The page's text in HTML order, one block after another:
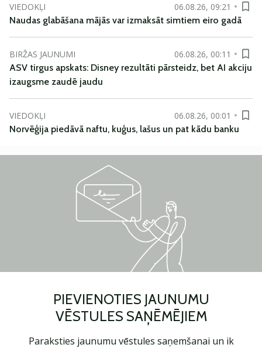
VIEDOKĻI
06.08.26, 09:21
Naudas glabāšana mājās var izmaksāt simtiem eiro gadā
BIRŽAS JAUNUMI
06.08.26, 00:11
ASV tirgus apskats: Disney rezultāti pārsteidz, bet AI akciju
izaugsme zaudē jaudu
VIEDOKĻI
06.08.26, 00:01
Norvēģija piedāvā naftu, kuģus, lašus un pat kādu banku
PIEVIENOTIES JAUNUMU
VĒSTULES SAŅĒMĒJIEM
Paraksties jaunumu vēstules saņemšanai un ik